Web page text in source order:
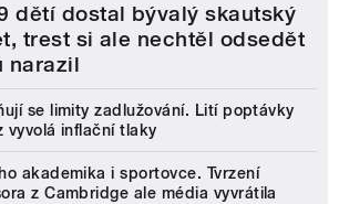
dětí dostal bývalý skautský
trest si ale nechtěl odsedět
narazil
se limity zadlužování. Lití poptávky
vyvolá inflační tlaky
akademika i sportovce. Tvrzení
z Cambridge ale média vyvrátila